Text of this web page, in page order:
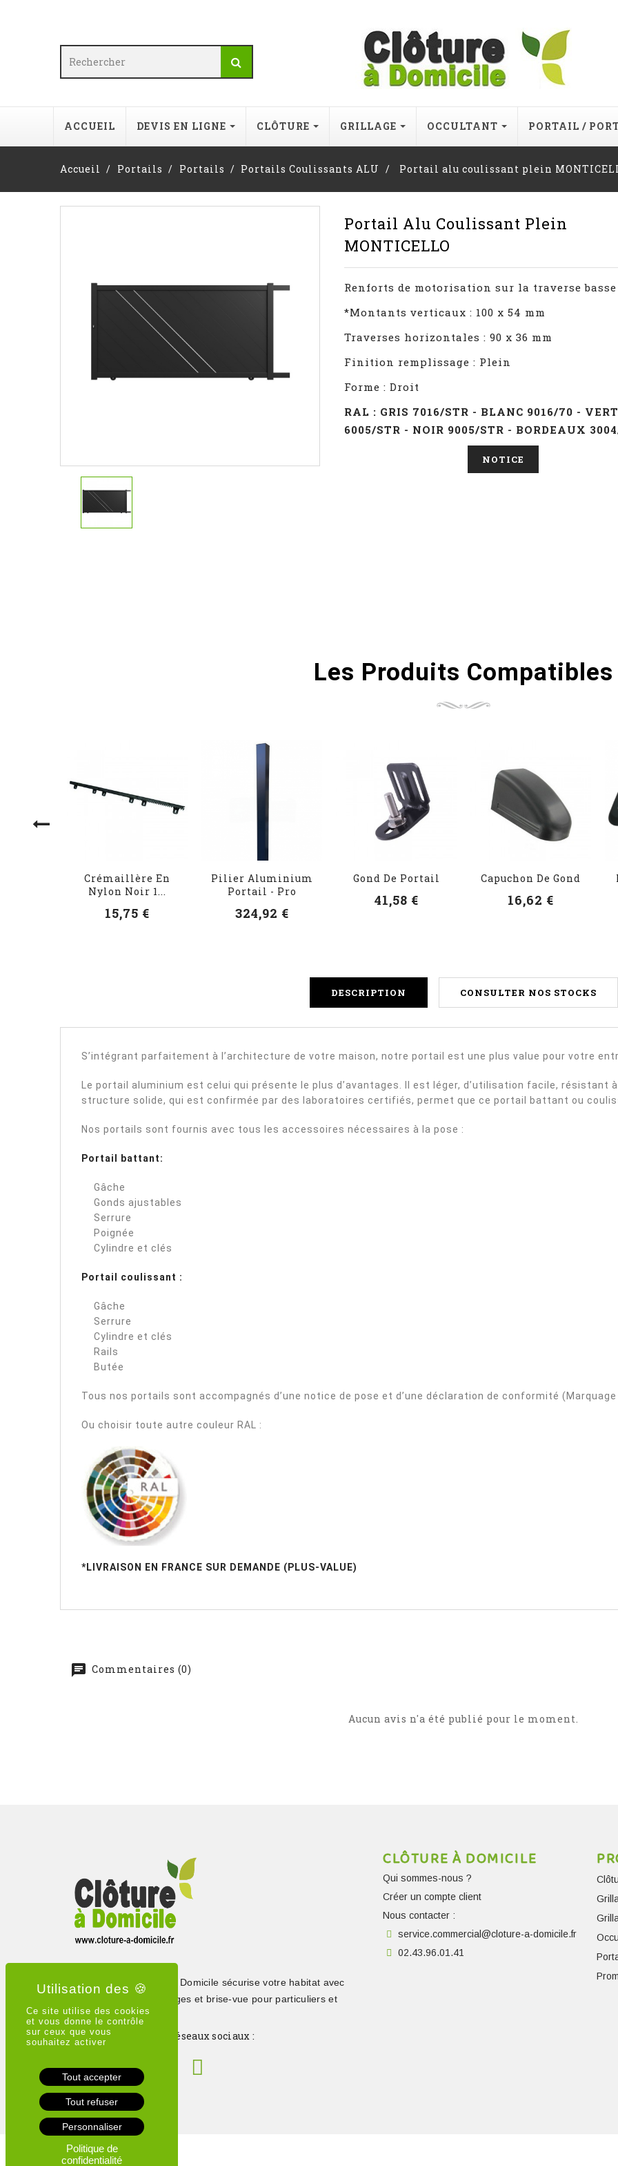
ACCUEIL DEVIS EN LIGNE CLÔTURE GRILLAGE OCCULTANT PORTAIL /
Accueil Portails Portails Portails Coulissants ALU Portail alu coulissant plein
Portail Alu Coulissant Plein
MONTICELLO
Renforts de motorisation sur la traverse basse
*Montants verticaux : 100 x 54 mm
Traverses horizontales : 90 x 36 mm
Finition remplissage : Plein
Forme : Droit
RAL : GRIS 7016/STR - BLANC 9016/70 - VERT
6005/STR - NOIR 9005/STR - BORDEAUX
NOTICE
Les Produits Compatibles
Crémaillère En
Nylon Noir 1...
15,75 €
Pilier Aluminium
Portail - Pro
324,92 €
Gond De Portail
41,58 €
Capuchon De Gond
16,62 €
DESCRIPTION CONSULTER NOS STOCKS
S’intégrant parfaitement à l’architecture de votre maison, notre portail est une plus value pour votre
Le portail aluminium est celui qui présente le plus d’avantages. Il est léger, d’utilisation facile, résistant
structure solide, qui est confirmée par des laboratoires certifiés, permet que ce portail battant ou
Nos portails sont fournis avec tous les accessoires nécessaires à la pose :
Portail battant:
Gâche
Gonds ajustables
Serrure
Poignée
Cylindre et clés
Portail coulissant :
Gâche
Serrure
Cylindre et clés
Rails
Butée
Tous nos portails sont accompagnés d’une notice de pose et d’une déclaration de conformité (Marquage
Ou choisir toute autre couleur RAL :
*LIVRAISON EN FRANCE SUR DEMANDE (PLUS-VALUE)
Commentaires (0)
Aucun avis n'a été publié pour le moment.
Depuis 2015, Clôture à Domicile sécurise votre habitat avec
clôtures, portails, grillages et brise-vue pour particuliers et
professionnels
Suivez-nous sur les réseaux sociaux :
CLÔTURE À DOMICILE
Qui sommes-nous ?
Créer un compte client
Nous contacter :
service.commercial@cloture-a-domicile.fr
02.43.96.01.41
Ce site utilise des cookies
et vous donne le contrôle
sur ceux que vous
souhaitez activer
Tout accepter
Tout refuser
Personnaliser
Politique de
confidentialité